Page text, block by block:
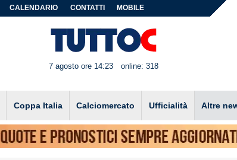
CALENDARIO CONTATTI MOBILE
7 agosto ore 14:23 online: 318
Coppa Italia Calciomercato Ufficialità Altre